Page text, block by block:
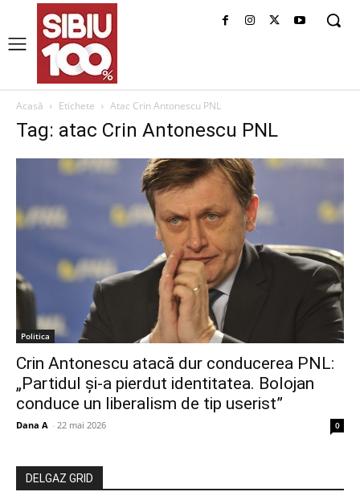
Acasă Etichete Atac Crin Antonescu PNL
Tag: atac Crin Antonescu PNL
Politica
Crin Antonescu atacă dur conducerea PNL:
„Partidul și-a pierdut identitatea. Bolojan
conduce un liberalism de tip userist”
Dana A - 22 mai 2026 0
DELGAZ GRID